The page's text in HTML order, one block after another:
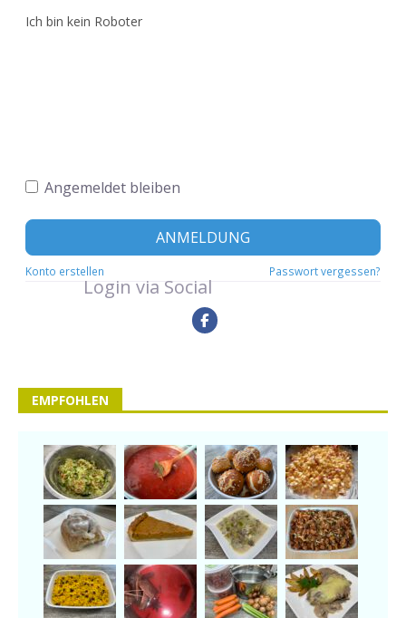
Ich bin kein Roboter
Angemeldet bleiben
ANMELDUNG
Konto erstellen Passwort vergessen?
Login via Social
EMPFOHLEN